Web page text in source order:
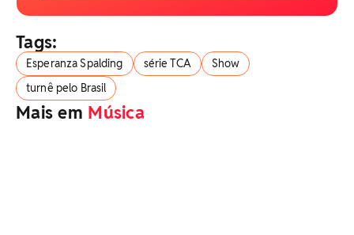
Tags:
Esperanza Spalding série TCA
Show
turnê pelo Brasil
Mais em Música